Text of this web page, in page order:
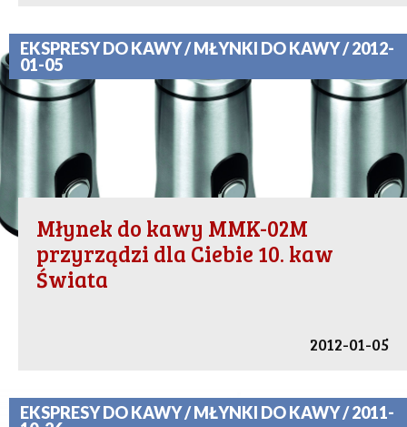
EKSPRESY DO KAWY / MŁYNKI DO KAWY / 2012-
01-05
Młynek do kawy MMK-02M
przyrządzi dla Ciebie 10. kaw
Świata
2012-01-05
EKSPRESY DO KAWY / MŁYNKI DO KAWY / 2011-